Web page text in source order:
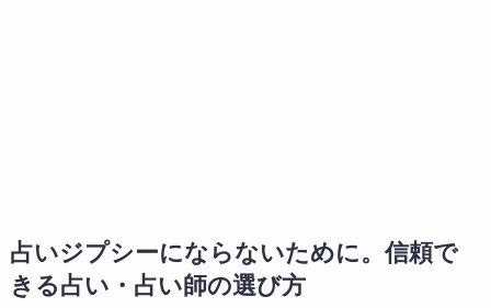
占いジプシーにならないために。信頼で
きる占い・占い師の選び方